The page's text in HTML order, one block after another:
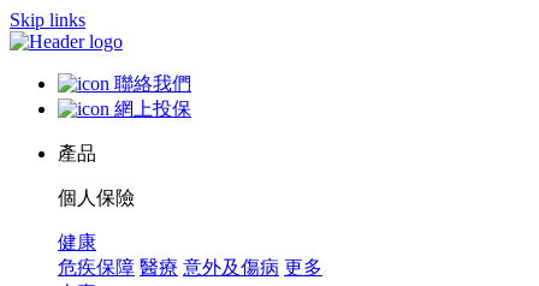
Skip links
聯絡我們
網上投保
產品
個人保險
健康
危疾保障 醫療 意外及傷病 更多